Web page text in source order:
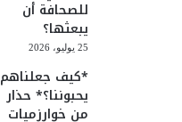
للصحافة أن
يبعثها؟
25 يوليو، 2026
*كيف جعلناهم
يحبوننا؟* حذار
من خوارزميات